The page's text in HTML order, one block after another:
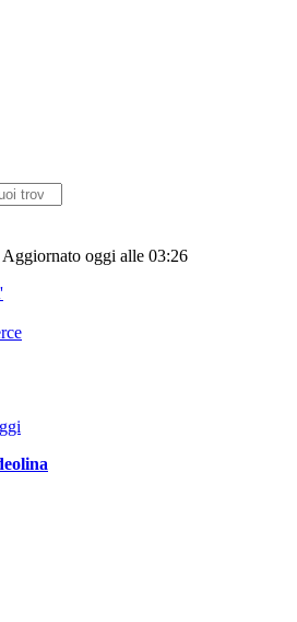
Aggiornato oggi alle 03:26